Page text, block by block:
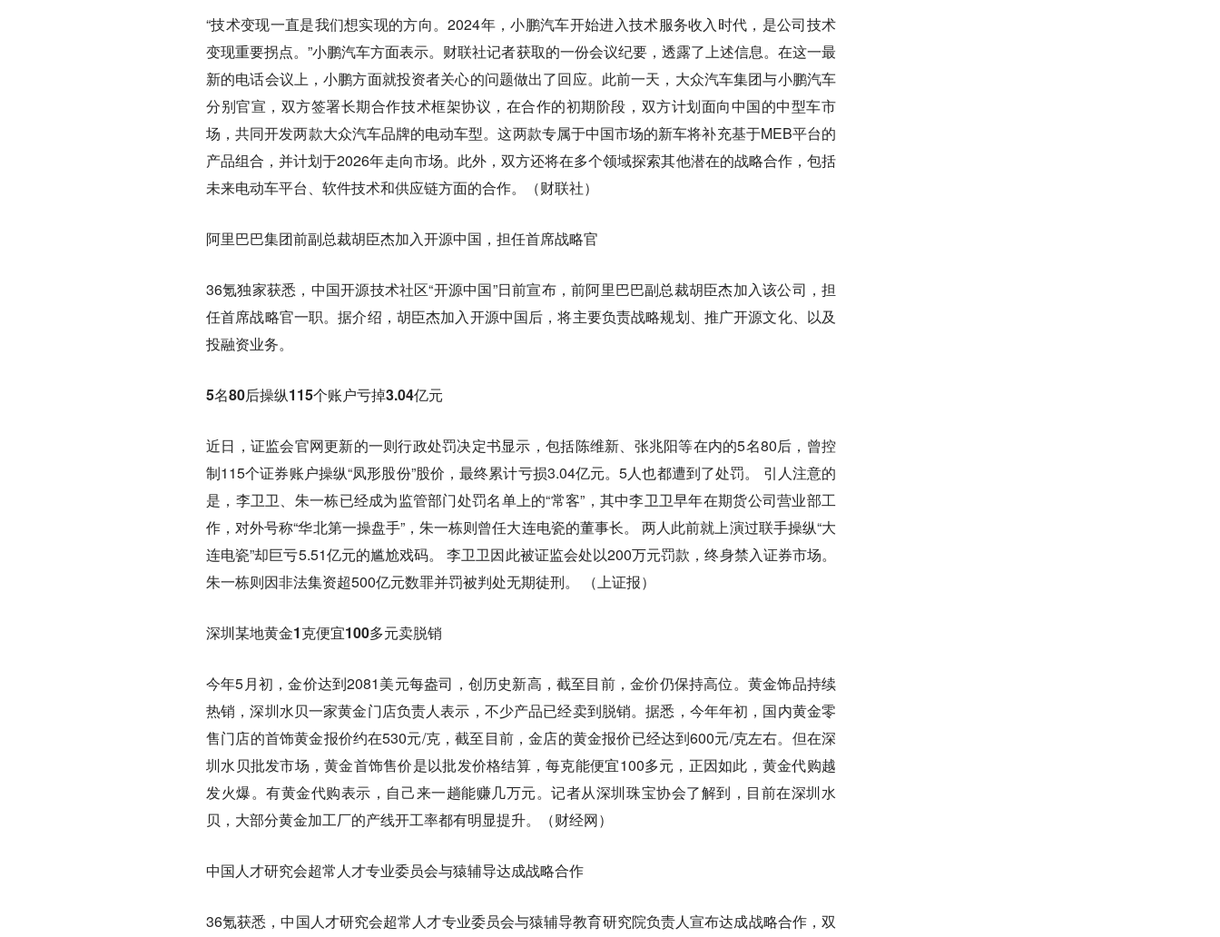
“技术变现一直是我们想实现的方向。2024年，小鹏汽车开始进入技术服务收入时代，是公司技术
变现重要拐点。”小鹏汽车方面表示。财联社记者获取的一份会议纪要，透露了上述信息。在这一最
新的电话会议上，小鹏方面就投资者关心的问题做出了回应。此前一天，大众汽车集团与小鹏汽车
分别官宣，双方签署长期合作技术框架协议，在合作的初期阶段，双方计划面向中国的中型车市
场，共同开发两款大众汽车品牌的电动车型。这两款专属于中国市场的新车将补充基于MEB平台的
产品组合，并计划于2026年走向市场。此外，双方还将在多个领域探索其他潜在的战略合作，包括
未来电动车平台、软件技术和供应链方面的合作。（财联社）
阿里巴巴集团前副总裁胡臣杰加入开源中国，担任首席战略官
36氪独家获悉，中国开源技术社区“开源中国”日前宣布，前阿里巴巴副总裁胡臣杰加入该公司，担
任首席战略官一职。据介绍，胡臣杰加入开源中国后，将主要负责战略规划、推广开源文化、以及
投融资业务。
5名80后操纵115个账户亏掉3.04亿元
近日，证监会官网更新的一则行政处罚决定书显示，包括陈维新、张兆阳等在内的5名80后，曾控
制115个证券账户操纵“凤形股份”股价，最终累计亏损3.04亿元。5人也都遭到了处罚。 引人注意的
是，李卫卫、朱一栋已经成为监管部门处罚名单上的“常客”，其中李卫卫早年在期货公司营业部工
作，对外号称“华北第一操盘手”，朱一栋则曾任大连电瓷的董事长。 两人此前就上演过联手操纵“大
连电瓷”却巨亏5.51亿元的尴尬戏码。 李卫卫因此被证监会处以200万元罚款，终身禁入证券市场。
朱一栋则因非法集资超500亿元数罪并罚被判处无期徒刑。 （上证报）
深圳某地黄金1克便宜100多元卖脱销
今年5月初，金价达到2081美元每盎司，创历史新高，截至目前，金价仍保持高位。黄金饰品持续
热销，深圳水贝一家黄金门店负责人表示，不少产品已经卖到脱销。据悉，今年年初，国内黄金零
售门店的首饰黄金报价约在530元/克，截至目前，金店的黄金报价已经达到600元/克左右。但在深
圳水贝批发市场，黄金首饰售价是以批发价格结算，每克能便宜100多元，正因如此，黄金代购越
发火爆。有黄金代购表示，自己来一趟能赚几万元。记者从深圳珠宝协会了解到，目前在深圳水
贝，大部分黄金加工厂的产线开工率都有明显提升。（财经网）
中国人才研究会超常人才专业委员会与猿辅导达成战略合作
36氪获悉，中国人才研究会超常人才专业委员会与猿辅导教育研究院负责人宣布达成战略合作，双